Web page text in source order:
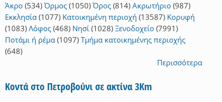
Άκρο (534) Όρμος (1050) Όρος (814) Ακρωτήριο (987)
Εκκλησία (1077) Κατοικημένη περιοχή (13587) Κορυφή
(1083) Λόφος (468) Νησί (1028) Ξενοδοχείο (7991)
Ποτάμι ή ρέμα (1097) Τμήμα κατοικημένης περιοχής
(648)
Περισσότερα
Κοντά στο Πετροβούνι σε ακτίνα 3Km